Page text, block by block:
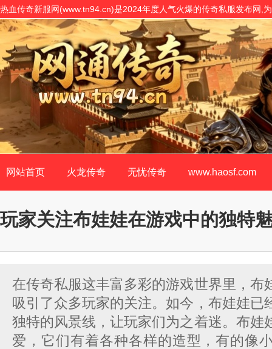
热血传奇新服网(www.tn94.cn)是2024年度人气火爆的传奇私服发布网,
开服表,是传奇私服网站客户最信赖的传奇SF开原版!
网站首页 火龙传奇 无忧传奇 www.haosf.com
玩家关注布娃娃在游戏中的独特
在传奇私服这丰富多彩的游戏世界里，布
吸引了众多玩家的关注。如今，布娃娃已
独特的风景线，让玩家们为之着迷。布娃
爱，它们有着各种各样的造型，有的像